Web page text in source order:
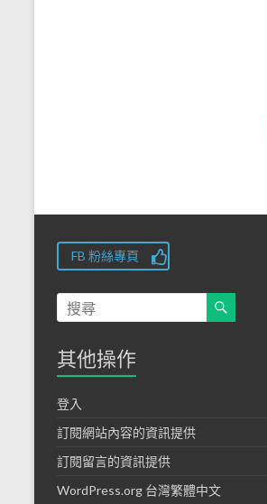
FB 粉絲專頁
其他操作
登入
訂閱網站內容的資訊提供
訂閱留言的資訊提供
WordPress.org 台灣繁體中文